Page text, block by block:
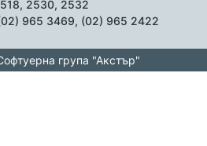
2530, 2532
965 3469, (02) 965 2422
група "Акстър"